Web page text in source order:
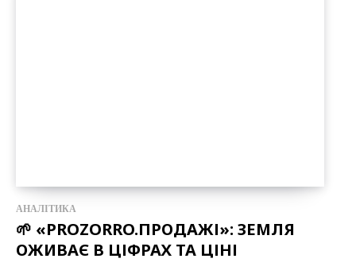
АНАЛІТИКА
🌱 «PROZORRO.ПРОДАЖІ»: ЗЕМЛЯ
ОЖИВАЄ В ЦІФРАХ ТА ЦІНІ